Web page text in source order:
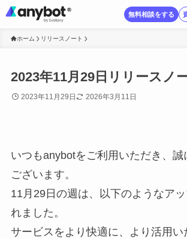
無料相談をする
ホーム リリースノート
2023年11月29日リリースノ
2023年11月29日 2026年3月11日
いつもanybotをご利用いただき、誠
ございます。
11月29日の週は、以下のようなア
れました。
サービスをより快適に、より活用い